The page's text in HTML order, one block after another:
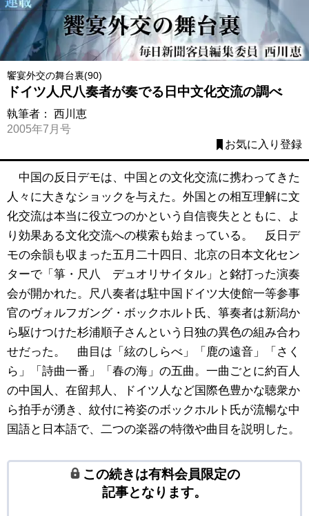
饗宴外交の舞台裏(90)
ドイツ人尺八奏者が奏でる日中文化交流の調べ
執筆者： 西川恵
2005年7月号
お気に入り登録
中国の反日デモは、中国との文化交流に携わってきた
人々に大きなショックを与えた。外国との相互理解に文
化交流は本当に役立つのかという自信喪失とともに、よ
り効果ある文化交流への模索も始まっている。 反日デ
モの余韻も収まった五月二十四日、北京の日本文化セン
ターで「箏・尺八 デュオリサイタル」と銘打った演奏
会が開かれた。尺八奏者は駐中国ドイツ大使館一等参事
官のヴォルフガング・ボックホルト氏、箏奏者は新潟か
ら駆けつけた杉浦順子さんという日独の異色の組み合わ
せだった。 曲目は「絃のしらべ」「鹿の遠音」「さく
ら」「詩曲一番」「春の海」の五曲。一曲ごとに約百人
の中国人、在留邦人、ドイツ人など国際色豊かな聴衆か
ら拍手が湧き、紋付に袴姿のボックホルト氏が流暢な中
国語と日本語で、二つの楽器の特徴や曲目を説明した。
この続きは有料会員限定の
記事となります。